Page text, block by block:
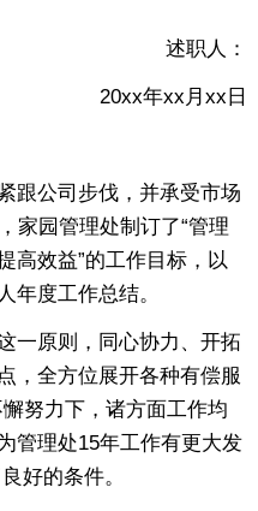
述职人：
20xx年xx月xx日
公司步伐，并承受市场
家园管理处制订了“管理
高效益”的工作目标，以
年度工作总结。
原则，同心协力、开拓
，全方位展开各种有偿服
努力下，诸方面工作均
管理处15年工作有更大发
好的条件。